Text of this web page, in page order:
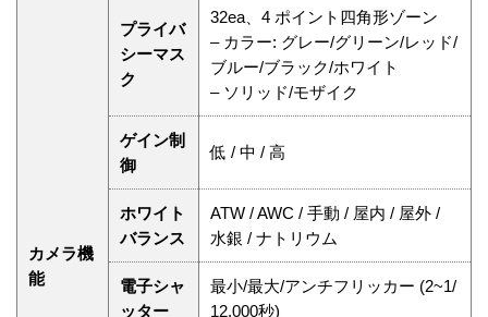
カメラ機
能
プライバ
シーマス
ク
32ea、4 ポイント四角形ゾーン
– カラー: グレー/グリーン/レッド/
ブルー/ブラック/ホワイト
– ソリッド/モザイク
ゲイン制
御
低 / 中 / 高
ホワイト
バランス
ATW / AWC / 手動 / 屋内 / 屋外 /
水銀 / ナトリウム
電子シャ
ッター
最小/最大/アンチフリッカー (2~1/
12,000秒)